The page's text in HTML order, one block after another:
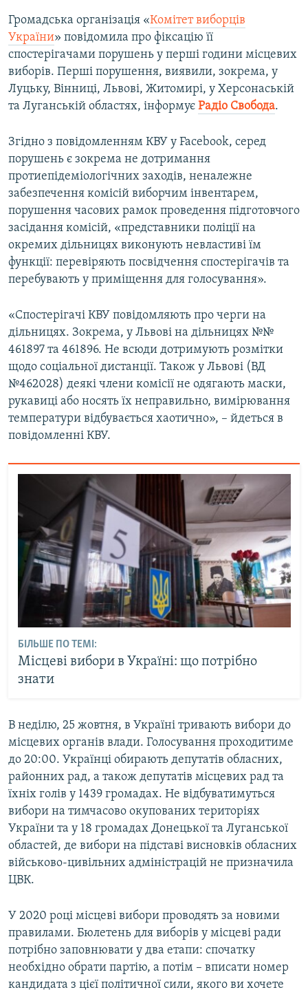
Усі сайти RFE/RL
Громадська організація «Комітет виборців
України» повідомила про фіксацію її
спостерігачами порушень у перші години місцевих
виборів. Перші порушення, виявили, зокрема, у
Луцьку, Вінниці, Львові, Житомирі, у Херсонаській
та Луганській областях, інформує Радіо Свобода.
Згідно з повідомленням КВУ у Facebook, серед
порушень є зокрема не дотримання
протиепідеміологічних заходів, неналежне
забезпечення комісій виборчим інвентарем,
порушення часових рамок проведення підготовчого
засідання комісій, «представники поліції на
окремих дільницях виконують невластиві їм
функції: перевіряють посвідчення спостерігачів та
перебувають у приміщення для голосування».
«Спостерігачі КВУ повідомляють про черги на
дільницях. Зокрема, у Львові на дільницях №№
461897 та 461896. Не всюди дотримують розмітки
щодо соціальної дистанції. Також у Львові (ВД
№462028) деякі члени комісії не одягають маски,
рукавиці або носять їх неправильно, вимірювання
температури відбувається хаотично», – йдеться в
повідомленні КВУ.
БІЛЬШЕ ПО ТЕМІ:
Місцеві вибори в Україні: що потрібно
знати
В неділю, 25 жовтня, в Україні тривають вибори до
місцевих органів влади. Голосування проходитиме
до 20:00. Українці обирають депутатів обласних,
районних рад, а також депутатів місцевих рад та
їхніх голів у 1439 громадах. Не відбуватимуться
вибори на тимчасово окупованих територіях
України та у 18 громадах Донецької та Луганської
областей, де вибори на підставі висновків обласних
військово-цивільних адміністрацій не призначила
ЦВК.
У 2020 році місцеві вибори проводять за новими
правилами. Бюлетень для виборів у місцеві ради
потрібно заповнювати у два етапи: спочатку
необхідно обрати партію, а потім – вписати номер
кандидата з цієї політичної сили, якого ви хочете